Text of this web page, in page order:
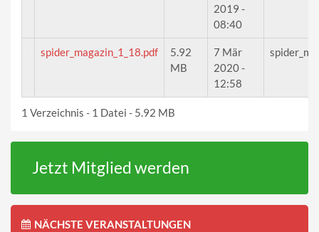
2019 -
08:40
spider_magazin_1_18.pdf
5.92
MB
7 Mär
2020 -
12:58
1 Verzeichnis - 1 Datei - 5.92 MB
Jetzt Mitglied werden
NÄCHSTE VERANSTALTUNGEN